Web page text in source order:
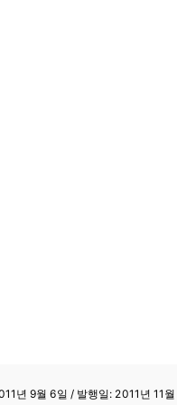
년 9월 6일 / 발행일: 2011년 11월